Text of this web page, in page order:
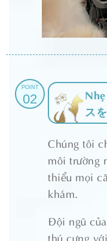
POINT
02
ス
Chúng tôi
môi trường
thiểu mọi
khám.
Đội ngũ
thú cưng